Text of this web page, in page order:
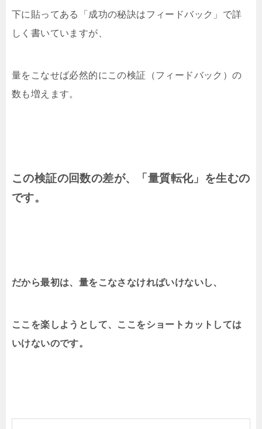
下に貼ってある「成功の秘訣はフィードバック」で詳
しく書いていますが、
量をこなせば必然的にこの検証（フィードバック）の
数も増えます。
この検証の回数の差が、「量質転化」を生むの
です。
だから最初は、量をこなさなければいけないし、
ここを楽しようとして、ここをショートカットしては
いけないのです。